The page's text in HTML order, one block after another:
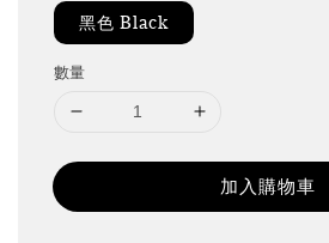
黑色 Black
數量
加入購物車